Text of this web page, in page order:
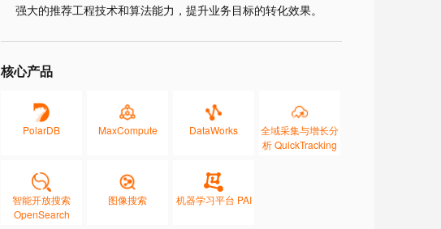
强大的推荐工程技术和算法能力，提升业务目标的转化效果。
核心产品
PolarDB MaxCompute DataWorks
全域采集与增长分
析 QuickTracking
智能开放搜索
OpenSearch
图像搜索 机器学习平台 PAI